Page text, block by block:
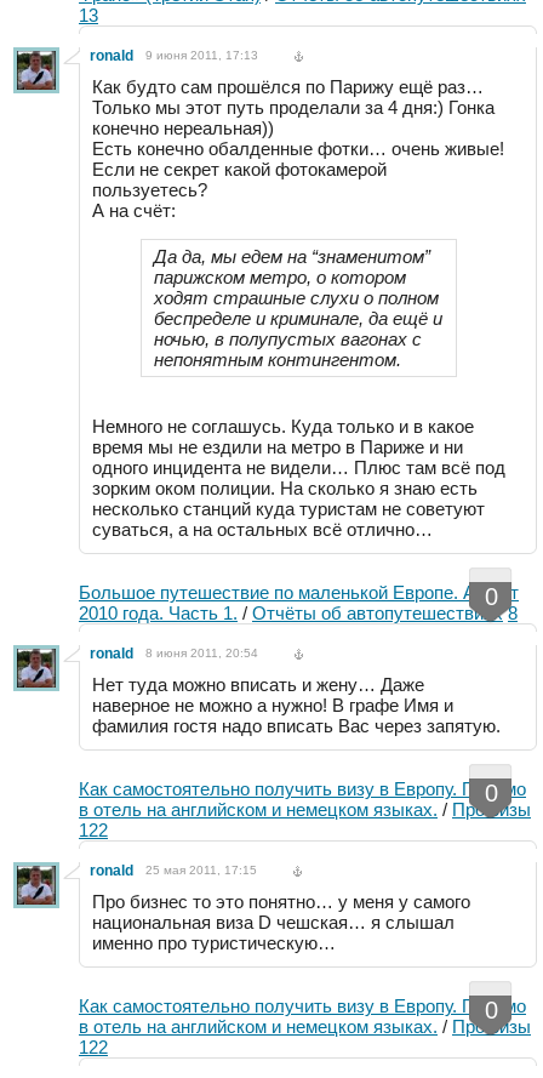
13
ronald 9 июня 2011, 17:13
Как будто сам прошёлся по Парижу ещё раз…
Только мы этот путь проделали за 4 дня:) Гонка
конечно нереальная))
Есть конечно обалденные фотки… очень живые!
Если не секрет какой фотокамерой
пользуетесь?
А на счёт:
Да да, мы едем на “знаменитом”
парижском метро, о котором
ходят страшные слухи о полном
беспределе и криминале, да ещё и
ночью, в полупустых вагонах с
непонятным контингентом.
Немного не соглашусь. Куда только и в какое
время мы не ездили на метро в Париже и ни
одного инцидента не видели… Плюс там всё под
зорким оком полиции. На сколько я знаю есть
несколько станций куда туристам не советуют
суваться, а на остальных всё отлично…
Большое путешествие по маленькой Европе. Август
2010 года. Часть 1. / Отчёты об автопутешествиях 8
0
ronald 8 июня 2011, 20:54
Нет туда можно вписать и жену… Даже
наверное не можно а нужно! В графе Имя и
фамилия гостя надо вписать Вас через запятую.
Как самостоятельно получить визу в Европу. Письмо
в отель на английском и немецком языках. / Про визы
122
0
ronald 25 мая 2011, 17:15
Про бизнес то это понятно… у меня у самого
национальная виза D чешская… я слышал
именно про туристическую…
Как самостоятельно получить визу в Европу. Письмо
в отель на английском и немецком языках. / Про визы
122
0